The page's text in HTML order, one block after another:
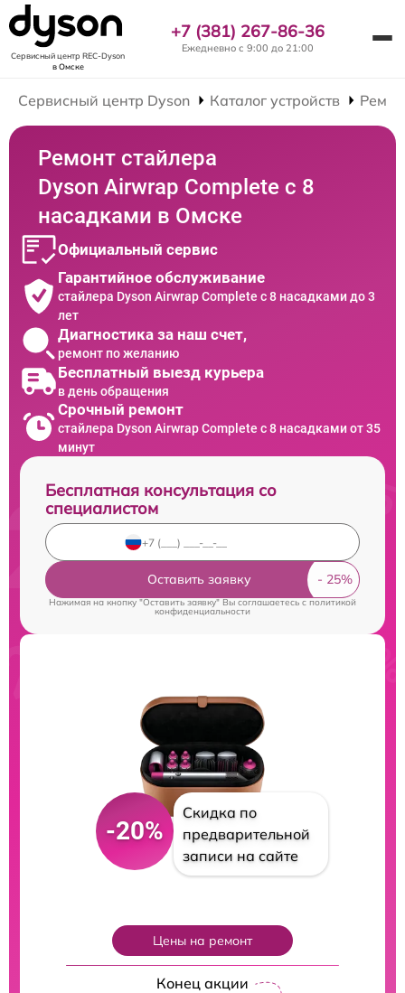
Сервисный центр REC-Dyson
в Омске
+7 (381) 267-86-36
Ежедневно с 9:00 до 21:00
Сервисный центр Dyson Каталог устройств
Ремонт стайлера
Dyson Airwrap Complete с 8
насадками в Омске
Официальный сервис
Гарантийное обслуживание
стайлера Dyson Airwrap Complete с 8 насадками до 3
лет
Диагностика за наш счет,
ремонт по желанию
Бесплатный выезд курьера
в день обращения
Срочный ремонт
стайлера Dyson Airwrap Complete с 8 насадками от 35
минут
Бесплатная консультация со
специалистом
Оставить заявку
Нажимая на кнопку "Оставить заявку" Вы соглашаетесь cполитикой
конфиденциальности
-20%
Скидка по
предварительной
записи на сайте
Цены на ремонт
Конец акции